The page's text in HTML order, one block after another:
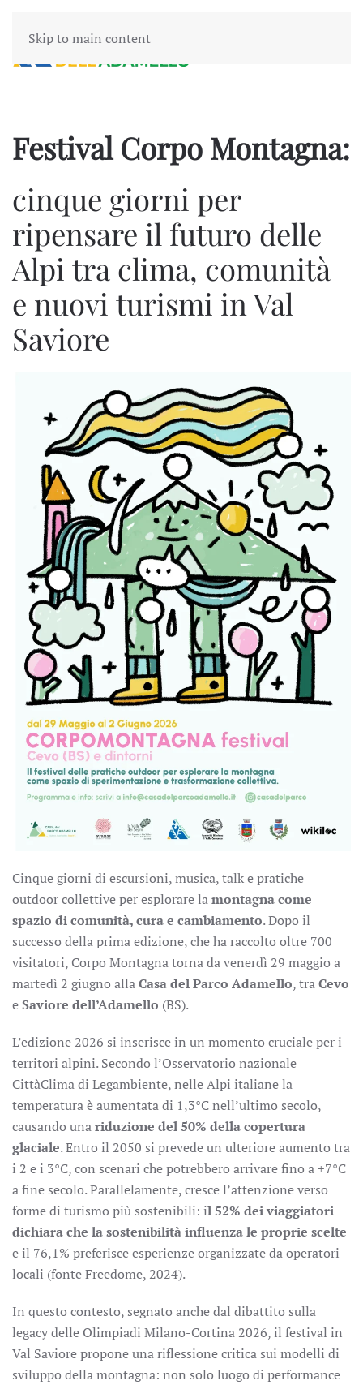
Skip to main content
Festival Corpo Montagna:
cinque giorni per
ripensare il futuro delle
Alpi tra clima, comunità
e nuovi turismi in Val
Saviore
Cinque giorni di escursioni, musica, talk e pratiche
outdoor collettive per esplorare lamontagna come
spazio di comunità, cura e cambiamento. Dopo il
successo della prima edizione, che ha raccolto oltre 700
visitatori, Corpo Montagna torna da venerdì 29 maggio a
martedì 2 giugno allaCasa del Parco Adamello, traCevo
eSaviore dell’Adamello (BS).
L’edizione 2026 si inserisce in un momento cruciale per i
territori alpini. Secondo l’Osservatorio nazionale
CittàClima di Legambiente, nelle Alpi italiane la
temperatura è aumentata di 1,3°C nell’ultimo secolo,
causando unariduzione del 50% della copertura
glaciale. Entro il 2050 si prevede un ulteriore aumento tra
i 2 e i 3°C, con scenari che potrebbero arrivare fino a +7°C
a fine secolo. Parallelamente, cresce l’attenzione verso
forme di turismo più sostenibili: il 52% dei viaggiatori
dichiara che la sostenibilità influenza le proprie scelte
e il 76,1% preferisce esperienze organizzate da operatori
locali (fonte Freedome, 2024).
In questo contesto, segnato anche dal dibattito sulla
legacy delle Olimpiadi Milano-Cortina 2026, il festival in
Val Saviore propone una riflessione critica sui modelli di
sviluppo della montagna: non solo luogo di performance